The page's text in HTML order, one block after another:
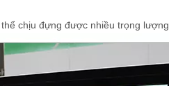
chịu đựng được nhiều trọng lượng.